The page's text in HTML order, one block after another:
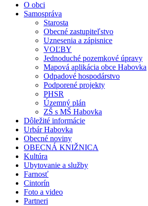
O obci
Samospráva
Starosta
Obecné zastupiteľstvo
Uznesenia a zápisnice
VOĽBY
Jednoduché pozemkové úpravy
Mapová aplikácia obce Habovka
Odpadové hospodárstvo
Podporené projekty
PHSR
Územný plán
ZŠ s MŠ Habovka
Dôležité informácie
Urbár Habovka
Obecné noviny
OBECNÁ KNIŽNICA
Kultúra
Ubytovanie a služby
Farnosť
Cintorín
Foto a video
Partneri